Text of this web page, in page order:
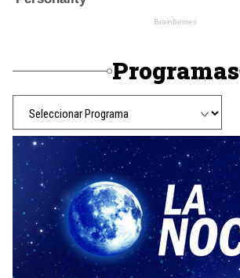
Programas